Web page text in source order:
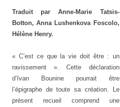
Traduit par Anne-Marie Tatsis-
Botton, Anna Lushenkova Foscolo,
Hélène Henry.
« C’est ce que la vie doit être : un
ravissement ». Cette déclaration
d’Ivan Bounine pourrait être
l’épigraphe de toute sa création. Le
présent recueil comprend une